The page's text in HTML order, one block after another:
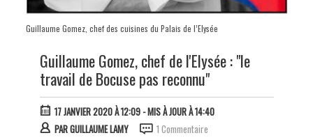
Guillaume Gomez, chef des cuisines du Palais de l’Elysée
Guillaume Gomez, chef de l'Elysée : "le
travail de Bocuse pas reconnu"
17 JANVIER 2020 À 12:09- MIS À JOUR À 14:40
PARGUILLAUME LAMY 1 Commentaire